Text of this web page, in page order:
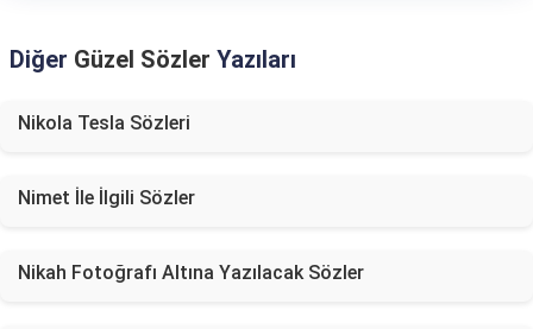
Diğer Güzel Sözler Yazıları
Nikola Tesla Sözleri
Nimet İle İlgili Sözler
Nikah Fotoğrafı Altına Yazılacak Sözler